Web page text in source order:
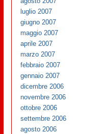
luglio 2007
giugno 2007
maggio 2007
aprile 2007
marzo 2007
febbraio 2007
gennaio 2007
dicembre 2006
novembre 2006
ottobre 2006
settembre 2006
agosto 2006